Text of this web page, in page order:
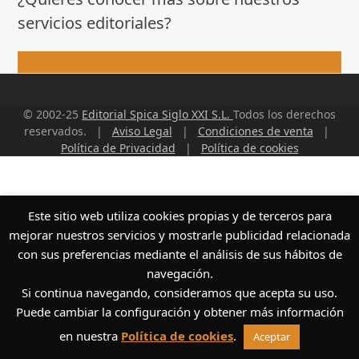
servicios editoriales?
© 2002-25 Editorial Spica Siglo XXI S.L. Todos los derechos
reservados. | Aviso Legal | Condiciones de venta |
Política de Privacidad | Política de cookies
Este sitio web utiliza cookies propias y de terceros para
mejorar nuestros servicios y mostrarle publicidad relacionada
con sus preferencias mediante el análisis de sus hábitos de
navegación.
Si continua navegando, consideramos que acepta su uso.
Puede cambiar la configuración y obtener más información
en nuestra Política de cookies. Aceptar